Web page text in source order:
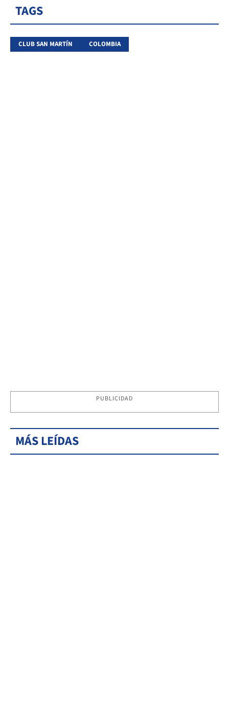
TAGS
CLUB SAN MARTÍN COLOMBIA
PUBLICIDAD
MÁS LEÍDAS